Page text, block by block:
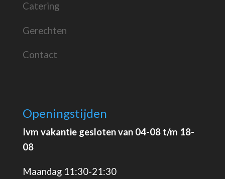
Catering
Gerechten
Contact
Openingstijden
Ivm vakantie gesloten van 04-08 t/m 18-
08
Maandag 11:30-21:30